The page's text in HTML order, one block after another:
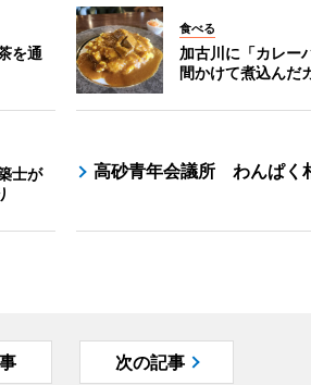
を通
食べる
加古川に「カレー
間かけて煮込んだ
士が
高砂青年会議所 わんぱく
次の記事